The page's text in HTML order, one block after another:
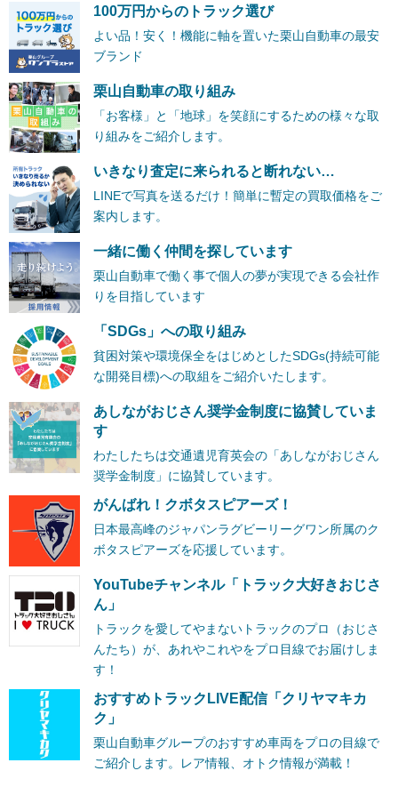
100万円からのトラック選び
よい品！安く！機能に軸を置いた栗山自動車の最安
ブランド
栗山自動車の取り組み
「お客様」と「地球」を笑顔にするための様々な取
り組みをご紹介します。
いきなり査定に来られると断れない…
LINEで写真を送るだけ！簡単に暫定の買取価格をご
案内します。
一緒に働く仲間を探しています
栗山自動車で働く事で個人の夢が実現できる会社作
りを目指しています
「SDGs」への取り組み
貧困対策や環境保全をはじめとしたSDGs(持続可能
な開発目標)への取組をご紹介いたします。
あしながおじさん奨学金制度に協賛していま
す
わたしたちは交通遺児育英会の「あしながおじさん
奨学金制度」に協賛しています。
がんばれ！クボタスピアーズ！
日本最高峰のジャパンラグビーリーグワン所属のク
ボタスピアーズを応援しています。
YouTubeチャンネル「トラック大好きおじさ
ん」
トラックを愛してやまないトラックのプロ（おじさ
んたち）が、あれやこれやをプロ目線でお届けしま
す！
おすすめトラックLIVE配信「クリヤマキカ
ク」
栗山自動車グループのおすすめ車両をプロの目線で
ご紹介します。レア情報、オトク情報が満載！